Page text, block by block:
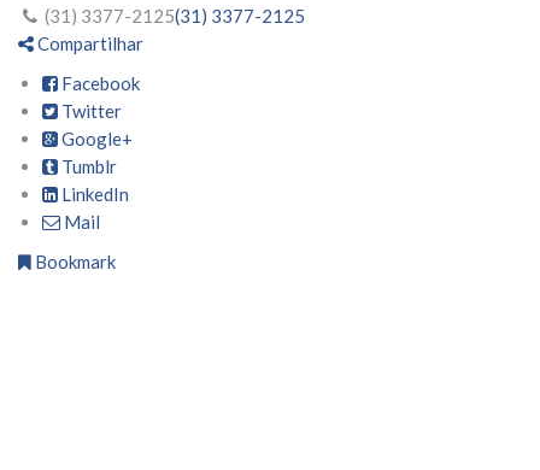
(31) 3377-2125(31) 3377-2125
Compartilhar
Facebook
Twitter
Google+
Tumblr
LinkedIn
Mail
Bookmark